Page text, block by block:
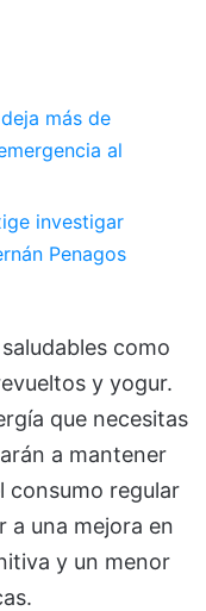
más de
al
investigar
Penagos
como
y yogur.
que necesitas
a mantener
consumo regular
a una mejora en
y un menor